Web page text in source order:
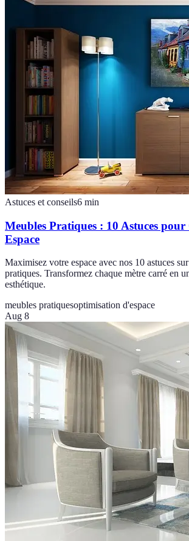
Astuces et conseils6 min
Meubles Pratiques : 10 Astuces
Espace
Maximisez votre espace avec nos 10 astuces
pratiques. Transformez chaque mètre carré en
esthétique.
meubles pratiquesoptimisation d'espace
Aug 8